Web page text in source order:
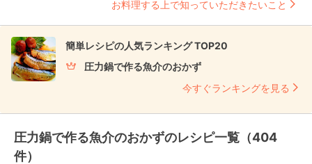
お料理する上で知っていただきたいこと
簡単レシピの人気ランキング TOP20
圧力鍋で作る魚介のおかず
今すぐランキングを見る
圧力鍋で作る魚介のおかずのレシピ一覧（404
件）